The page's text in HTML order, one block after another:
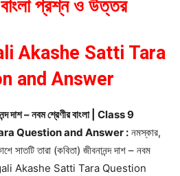
প্রশ্ন ও উত্তর
Akashe Satti Tara
and Answer
দাশ – নবম শ্রেণীর বাংলা | Class 9
Question and Answer : নমস্কার,
তারা (কবিতা) জীবনানন্দ দাশ – নবম
Akashe Satti Tara Question